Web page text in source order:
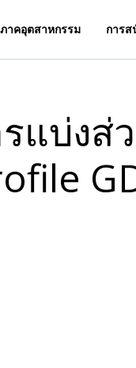
ภาคอุตสาหกรรม การ
แบ่งส่